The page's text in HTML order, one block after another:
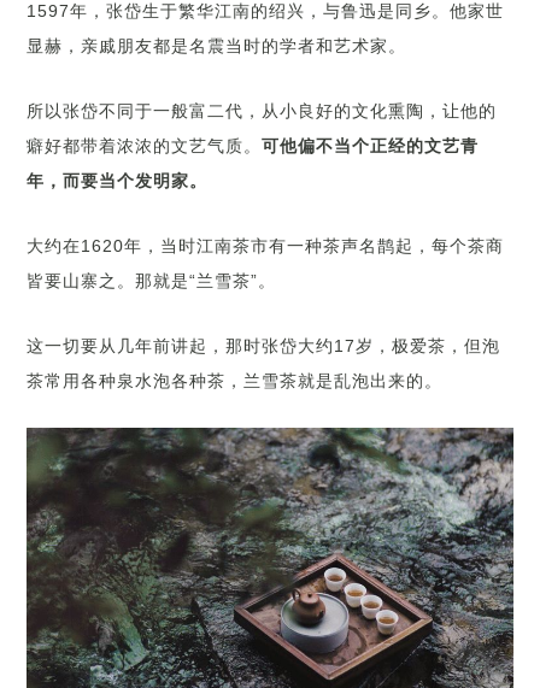
1597年，张岱生于繁华江南的绍兴，与鲁迅是同乡。他家世
显赫，亲戚朋友都是名震当时的学者和艺术家。
所以张岱不同于一般富二代，从小良好的文化熏陶，让他的
癖好都带着浓浓的文艺气质。 可他偏不当个正经的文艺青
年，而要当个发明家。
大约在1620年，当时江南茶市有一种茶声名鹊起，每个茶商
皆要山寨之。那就是“兰雪茶”。
这一切要从几年前讲起，那时张岱大约17岁，极爱茶，但泡
茶常用各种泉水泡各种茶，兰雪茶就是乱泡出来的。